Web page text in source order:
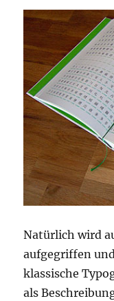
Natürlich wird
aufgegriffen
klassische
als